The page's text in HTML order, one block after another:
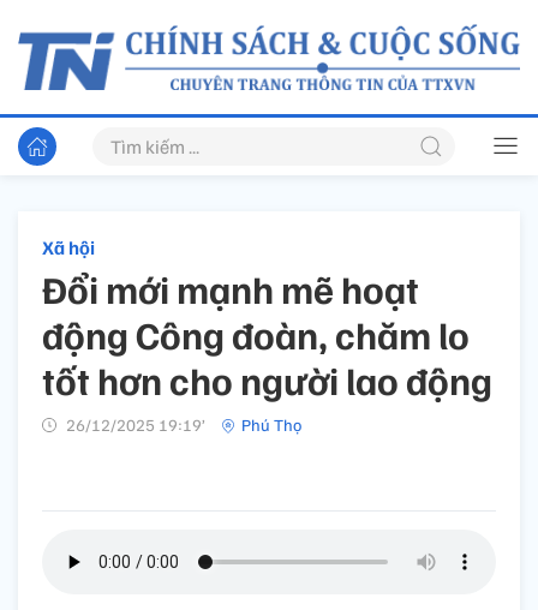
Xã hội
Đổi mới mạnh mẽ hoạt
động Công đoàn, chăm lo
tốt hơn cho người lao động
26/12/2025 19:19’ Phú Thọ